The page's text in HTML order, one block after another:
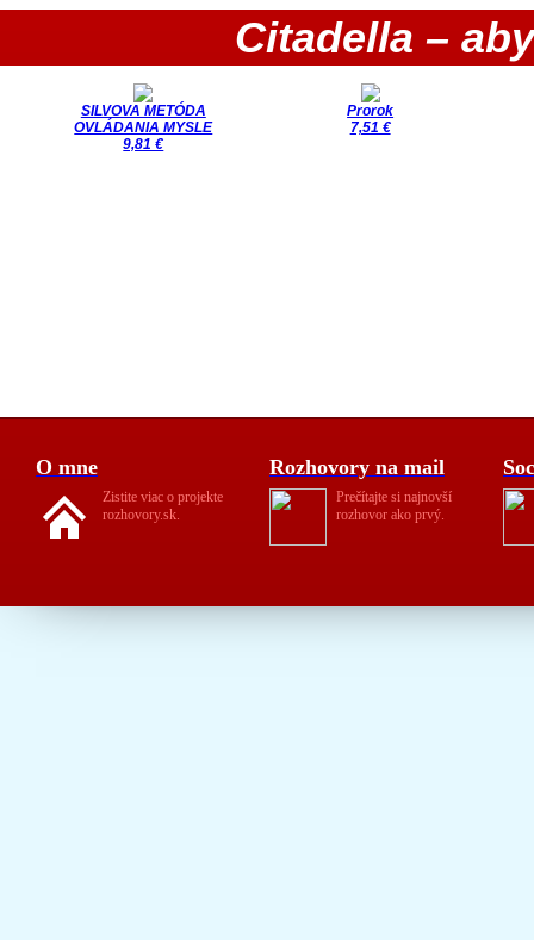
Citadella –
SILVOVA METÓDA
OVLÁDANIA MYSLE
9,81 €
Prorok
7,51 €
O mne
Zistite viac o projekte
rozhovory.sk.
Rozhovory na mail
Prečítajte si najnovší
rozhovor ako prvý.